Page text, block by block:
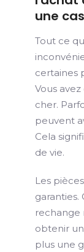
une
Tout ce
certaines
Vous
cher.
peuvent
Cela
de vie.
Les
garanties.
rechange
obtenir
plus une